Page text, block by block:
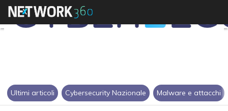
Ultimi articoli Cybersecurity Nazionale Malware e attacchi